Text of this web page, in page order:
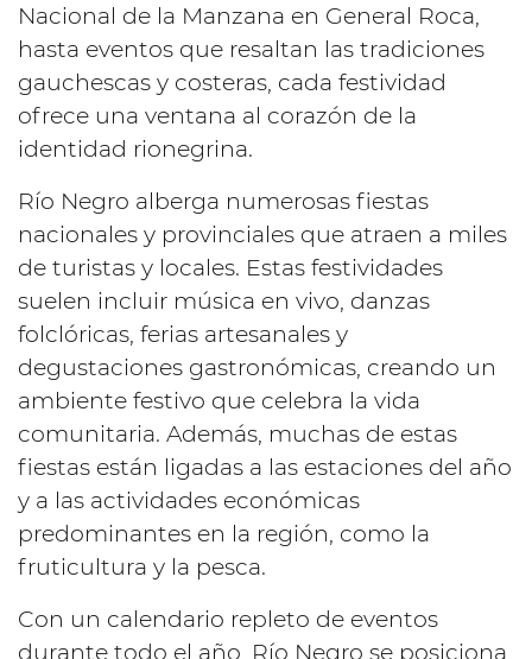
Nacional de la Manzana en General Roca,
hasta eventos que resaltan las tradiciones
gauchescas y costeras, cada festividad
ofrece una ventana al corazón de la
identidad rionegrina.
Río Negro alberga numerosas fiestas
nacionales y provinciales que atraen a miles
de turistas y locales. Estas festividades
suelen incluir música en vivo, danzas
folclóricas, ferias artesanales y
degustaciones gastronómicas, creando un
ambiente festivo que celebra la vida
comunitaria. Además, muchas de estas
fiestas están ligadas a las estaciones del año
y a las actividades económicas
predominantes en la región, como la
fruticultura y la pesca.
Con un calendario repleto de eventos
durante todo el año, Río Negro se posiciona